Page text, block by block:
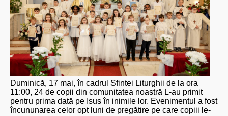
Duminică, 17 mai, în cadrul Sfintei Liturghii de la ora
11:00, 24 de copii din comunitatea noastră L-au primit
pentru prima dată pe Isus în inimile lor. Evenimentul a fost
încununarea celor opt luni de pregătire pe care copiii le-